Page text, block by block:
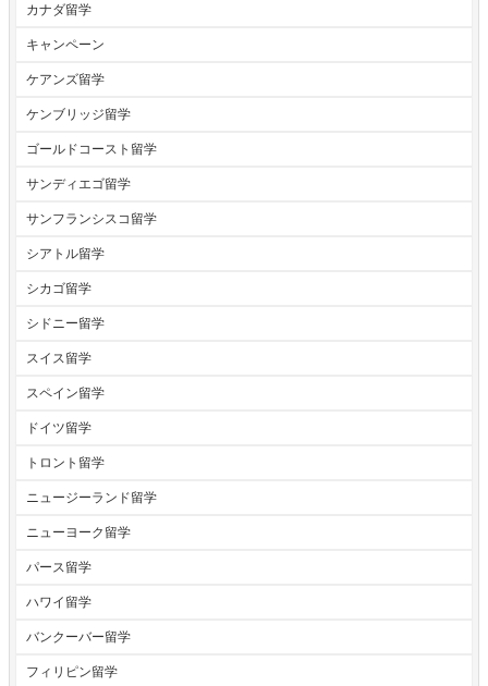
カナダ留学
キャンペーン
ケアンズ留学
ケンブリッジ留学
ゴールドコースト留学
サンディエゴ留学
サンフランシスコ留学
シアトル留学
シカゴ留学
シドニー留学
スイス留学
スペイン留学
ドイツ留学
トロント留学
ニュージーランド留学
ニューヨーク留学
パース留学
ハワイ留学
バンクーバー留学
フィリピン留学